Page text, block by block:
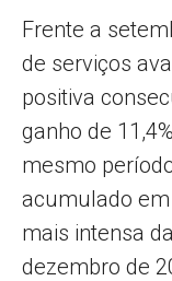
Frente a
de serviços
positiva
ganho de
mesmo
acumulado em
mais intensa
dezembro de